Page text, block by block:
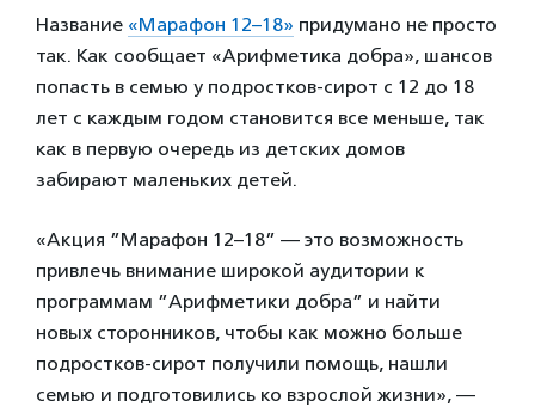
Название «Марафон 12–18» придумано не просто
так. Как сообщает «Арифметика добра», шансов
попасть в семью у подростков-сирот с 12 до 18
лет с каждым годом становится все меньше, так
как в первую очередь из детских домов
забирают маленьких детей.
«Акция ”Марафон 12–18” — это возможность
привлечь внимание широкой аудитории к
программам ”Арифметики добра” и найти
новых сторонников, чтобы как можно больше
подростков-сирот получили помощь, нашли
семью и подготовились ко взрослой жизни», —